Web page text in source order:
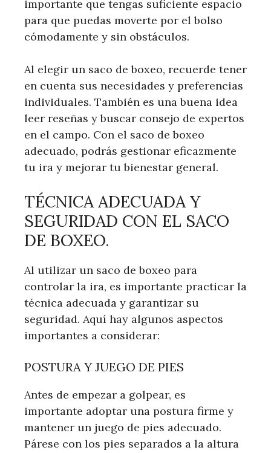
importante que tengas suficiente espacio
para que puedas moverte por el bolso
cómodamente y sin obstáculos.
Al elegir un saco de boxeo, recuerde tener
en cuenta sus necesidades y preferencias
individuales. También es una buena idea
leer reseñas y buscar consejo de expertos
en el campo. Con el saco de boxeo
adecuado, podrás gestionar eficazmente
tu ira y mejorar tu bienestar general.
TÉCNICA ADECUADA Y
SEGURIDAD CON EL SACO
DE BOXEO.
Al utilizar un saco de boxeo para
controlar la ira, es importante practicar la
técnica adecuada y garantizar su
seguridad. Aquí hay algunos aspectos
importantes a considerar:
POSTURA Y JUEGO DE PIES
Antes de empezar a golpear, es
importante adoptar una postura firme y
mantener un juego de pies adecuado.
Párese con los pies separados a la altura